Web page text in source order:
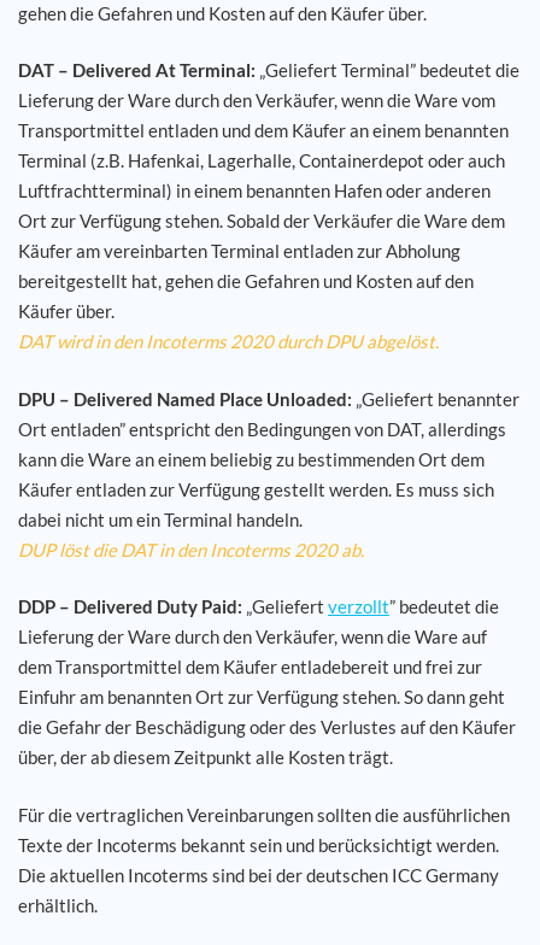
gehen die Gefahren und Kosten auf den Käufer über.
DAT – Delivered At Terminal: „Geliefert Terminal” bedeutet die
Lieferung der Ware durch den Verkäufer, wenn die Ware vom
Transportmittel entladen und dem Käufer an einem benannten
Terminal (z.B. Hafenkai, Lagerhalle, Containerdepot oder auch
Luftfrachtterminal) in einem benannten Hafen oder anderen
Ort zur Verfügung stehen. Sobald der Verkäufer die Ware dem
Käufer am vereinbarten Terminal entladen zur Abholung
bereitgestellt hat, gehen die Gefahren und Kosten auf den
Käufer über.
DAT wird in den Incoterms 2020 durch DPU abgelöst.
DPU – Delivered Named Place Unloaded: „Geliefert benannter
Ort entladen” entspricht den Bedingungen von DAT, allerdings
kann die Ware an einem beliebig zu bestimmenden Ort dem
Käufer entladen zur Verfügung gestellt werden. Es muss sich
dabei nicht um ein Terminal handeln.
DUP löst die DAT in den Incoterms 2020 ab.
DDP – Delivered Duty Paid: „Geliefert verzollt” bedeutet die
Lieferung der Ware durch den Verkäufer, wenn die Ware auf
dem Transportmittel dem Käufer entladebereit und frei zur
Einfuhr am benannten Ort zur Verfügung stehen. So dann geht
die Gefahr der Beschädigung oder des Verlustes auf den Käufer
über, der ab diesem Zeitpunkt alle Kosten trägt.
Für die vertraglichen Vereinbarungen sollten die ausführlichen
Texte der Incoterms bekannt sein und berücksichtigt werden.
Die aktuellen Incoterms sind bei der deutschen ICC Germany
erhältlich.